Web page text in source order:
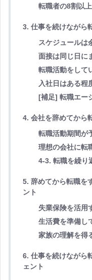
転職者の8割以
3. 仕事を続けながら
スケジュールは
面接は同じ日に
転職活動をして
入社日はある程
[補足] 転職エー
4. 会社を辞めてから
転職活動期間が
理想の会社に転
4-3. 転職を繰り
5. 辞めてから転職を
ント
失業保険を活用
生活費を準備し
家族の理解を得
6. 仕事を続けながら
ェント